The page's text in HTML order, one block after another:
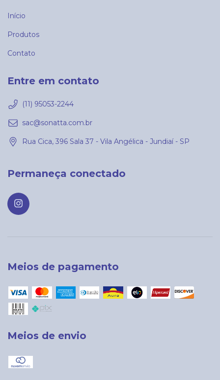
Início
Produtos
Contato
Entre em contato
(11) 95053-2244
sac@sonatta.com.br
Rua Cica, 396 Sala 37 - Vila Angélica - Jundiaí - SP
Permaneça conectado
Meios de pagamento
Meios de envio